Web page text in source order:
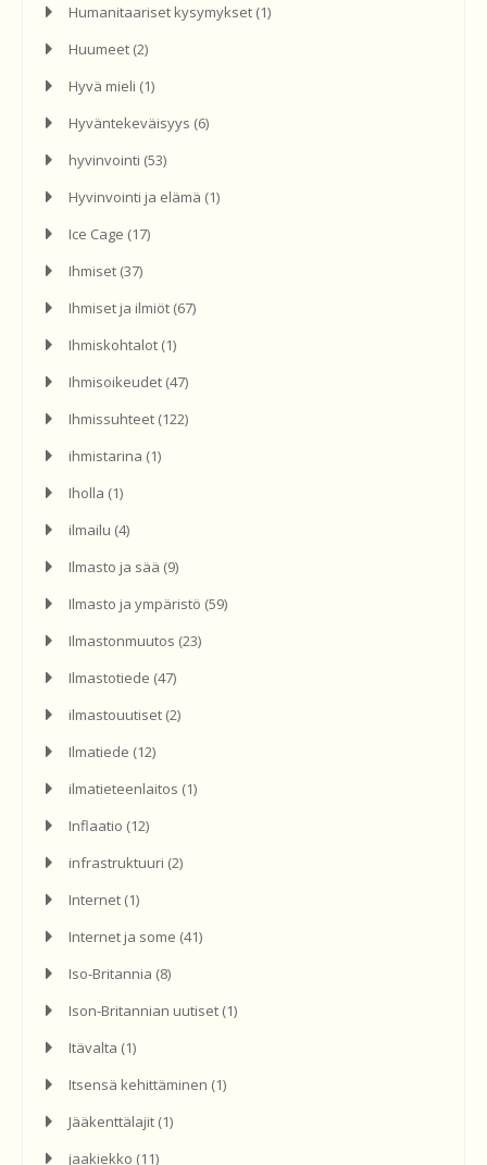
Humanitaariset kysymykset (1)
Huumeet (2)
Hyvä mieli (1)
Hyväntekeväisyys (6)
hyvinvointi (53)
Hyvinvointi ja elämä (1)
Ice Cage (17)
Ihmiset (37)
Ihmiset ja ilmiöt (67)
Ihmiskohtalot (1)
Ihmisoikeudet (47)
Ihmissuhteet (122)
ihmistarina (1)
Iholla (1)
ilmailu (4)
Ilmasto ja sää (9)
Ilmasto ja ympäristö (59)
Ilmastonmuutos (23)
Ilmastotiede (47)
ilmastouutiset (2)
Ilmatiede (12)
ilmatieteenlaitos (1)
Inflaatio (12)
infrastruktuuri (2)
Internet (1)
Internet ja some (41)
Iso-Britannia (8)
Ison-Britannian uutiset (1)
Itävalta (1)
Itsensä kehittäminen (1)
Jääkenttälajit (1)
jaakiekko (11)